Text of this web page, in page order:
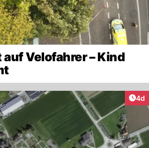
Velofahrer – Kind
4d